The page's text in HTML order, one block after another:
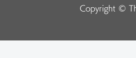
Copyright ©